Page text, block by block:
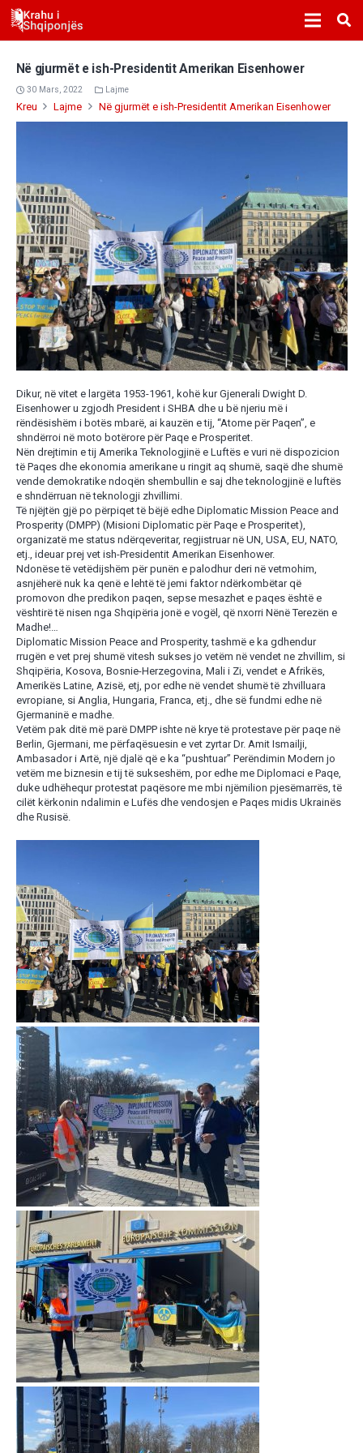
Në gjurmët e ish-Presidentit Amerikan Eisenhower
30 Mars, 2022 Lajme
Kreu Lajme Në gjurmët e ish-Presidentit Amerikan Eisenhower
Dikur, në vitet e largëta 1953-1961, kohë kur Gjenerali Dwight D.
Eisenhower u zgjodh President i SHBA dhe u bë njeriu më i
rëndësishëm i botës mbarë, ai kauzën e tij, “Atome për Paqen”, e
shndërroi në moto botërore për Paqe e Prosperitet.
Nën drejtimin e tij Amerika Teknologjinë e Luftës e vuri në dispozicion
të Paqes dhe ekonomia amerikane u ringit aq shumë, saqë dhe shumë
vende demokratike ndoqën shembullin e saj dhe teknologjinë e luftës
e shndërruan në teknologji zhvillimi.
Të njëjtën gjë po përpiqet të bëjë edhe Diplomatic Mission Peace and
Prosperity (DMPP) (Misioni Diplomatic për Paqe e Prosperitet),
organizatë me status ndërqeveritar, regjistruar në UN, USA, EU, NATO,
etj., ideuar prej vet ish-Presidentit Amerikan Eisenhower.
Ndonëse të vetëdijshëm për punën e palodhur deri në vetmohim,
asnjëherë nuk ka qenë e lehtë të jemi faktor ndërkombëtar që
promovon dhe predikon paqen, sepse mesazhet e paqes është e
vështirë të nisen nga Shqipëria jonë e vogël, që nxorri Nënë Terezën e
Madhe!…
Diplomatic Mission Peace and Prosperity, tashmë e ka gdhendur
rrugën e vet prej shumë vitesh sukses jo vetëm në vendet ne zhvillim, si
Shqipëria, Kosova, Bosnie-Herzegovina, Mali i Zi, vendet e Afrikës,
Amerikës Latine, Azisë, etj, por edhe në vendet shumë të zhvilluara
evropiane, si Anglia, Hungaria, Franca, etj., dhe së fundmi edhe në
Gjermaninë e madhe.
Vetëm pak ditë më parë DMPP ishte në krye të protestave për paqe në
Berlin, Gjermani, me përfaqësuesin e vet zyrtar Dr. Amit Ismailji,
Ambasador i Artë, një djalë që e ka “pushtuar” Perëndimin Modern jo
vetëm me biznesin e tij të sukseshëm, por edhe me Diplomaci e Paqe,
duke udhëhequr protestat paqësore me mbi njëmilion pjesëmarrës, të
cilët kërkonin ndalimin e Lufës dhe vendosjen e Paqes midis Ukrainës
dhe Rusisë.